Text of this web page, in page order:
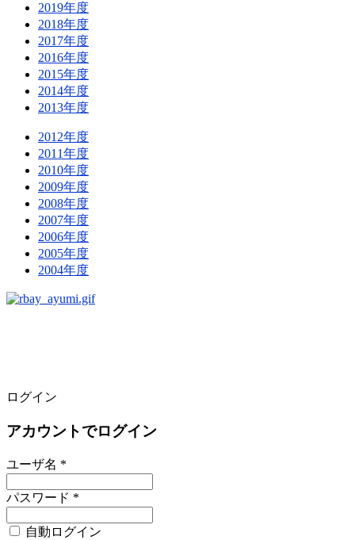
2019年度
2018年度
2017年度
2016年度
2015年度
2014年度
2013年度
2012年度
2011年度
2010年度
2009年度
2008年度
2007年度
2006年度
2005年度
2004年度
ログイン
アカウントでログイン
ユーザ名 *
パスワード *
自動ログイン